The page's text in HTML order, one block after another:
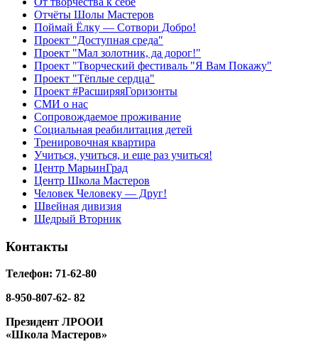
Отчёты Шолы Мастеров
Поймай Ёлку — Сотвори Добро!
Проект "Доступная среда"
Проект "Мал золотник, да дорог!"
Проект "Творческий фестиваль "Я Вам Покажу"
Проект "Тёплые сердца"
Проект #РасширяяГоризонты
СМИ о нас
Сопровождаемое проживание
Социальная реабилитация детей
Тренировочная квартира
Учиться, учиться, и еще раз учиться!
Центр МарьинГрад
Центр Школа Мастеров
Человек Человеку — Друг!
Швейная дивизия
Щедрый Вторник
Контакты
Телефон: 71-62-80
8-950-807-62- 82
Президент ЛРООИ
«Школа Мастеров»